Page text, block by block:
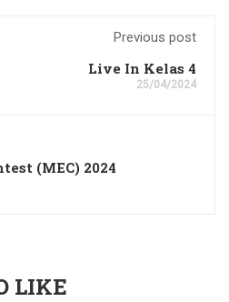
Previous post
Live In Kelas 4
25/04/2024
(MEC) 2024
LIKE